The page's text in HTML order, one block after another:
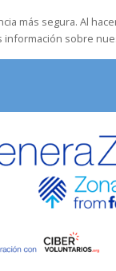
más segura. Al
información sobre